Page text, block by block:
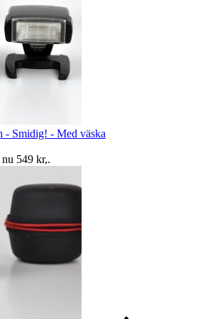
tillgänglig.
Smidig! - Med väska
549 kr,.